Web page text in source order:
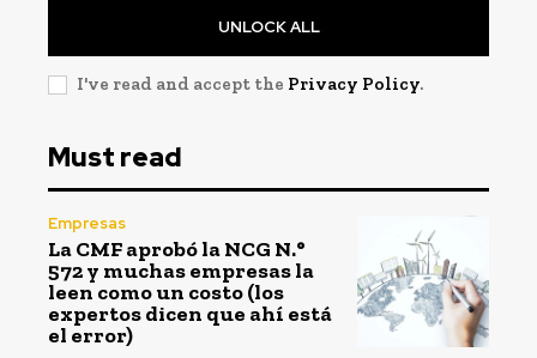
UNLOCK ALL
I've read and accept the Privacy Policy.
Must read
Empresas
La CMF aprobó la NCG N.°
572 y muchas empresas la
leen como un costo (los
expertos dicen que ahí está
el error)